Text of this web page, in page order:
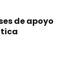
de apoyo